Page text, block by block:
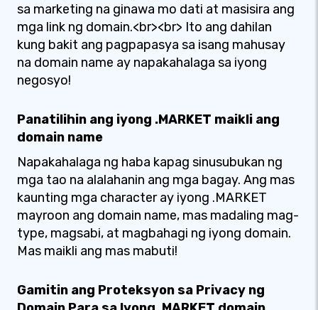
sa marketing na ginawa mo dati at masisira ang
mga link ng domain.<br><br> Ito ang dahilan
kung bakit ang pagpapasya sa isang mahusay
na domain name ay napakahalaga sa iyong
negosyo!
Panatilihin ang iyong .MARKET maikli ang
domain name
Napakahalaga ng haba kapag sinusubukan ng
mga tao na alalahanin ang mga bagay. Ang mas
kaunting mga character ay iyong .MARKET
mayroon ang domain name, mas madaling mag-
type, magsabi, at magbahagi ng iyong domain.
Mas maikli ang mas mabuti!
Gamitin ang Proteksyon sa Privacy ng